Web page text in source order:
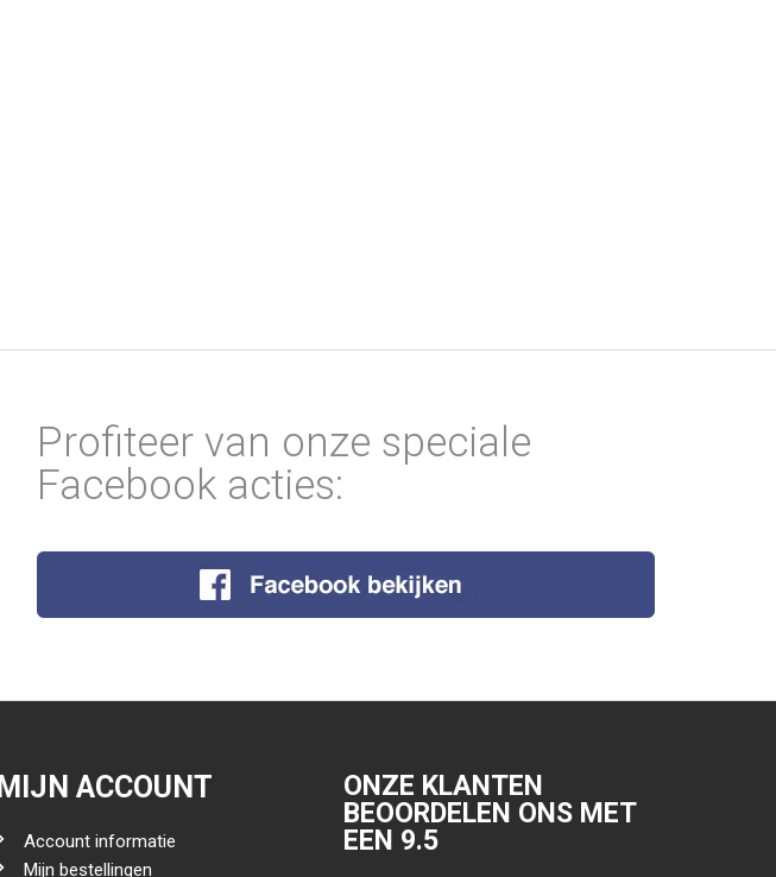
Profiteer van onze speciale
Facebook acties:
MIJN ACCOUNT
Account informatie
Mijn bestellingen
ONZE KLANTEN
BEOORDELEN ONS MET
EEN 9.5